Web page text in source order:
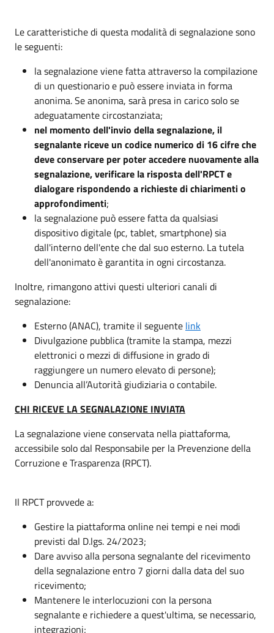
Le caratteristiche di questa modalità di segnalazione sono
le seguenti:
la segnalazione viene fatta attraverso la compilazione
di un questionario e può essere inviata in forma
anonima. Se anonima, sarà presa in carico solo se
adeguatamente circostanziata;
nel momento dell'invio della segnalazione, il
segnalante riceve un codice numerico di 16 cifre che
deve conservare per poter accedere nuovamente alla
segnalazione, verificare la risposta dell'RPCT e
dialogare rispondendo a richieste di chiarimenti o
approfondimenti;
la segnalazione può essere fatta da qualsiasi
dispositivo digitale (pc, tablet, smartphone) sia
dall'interno dell'ente che dal suo esterno. La tutela
dell'anonimato è garantita in ogni circostanza.
Inoltre, rimangono attivi questi ulteriori canali di
segnalazione:
Esterno (ANAC), tramite il seguente link
Divulgazione pubblica (tramite la stampa, mezzi
elettronici o mezzi di diffusione in grado di
raggiungere un numero elevato di persone);
Denuncia all’Autorità giudiziaria o contabile.
CHI RICEVE LA SEGNALAZIONE INVIATA
La segnalazione viene conservata nella piattaforma,
accessibile solo dal Responsabile per la Prevenzione della
Corruzione e Trasparenza (RPCT).
Il RPCT provvede a:
Gestire la piattaforma online nei tempi e nei modi
previsti dal D.lgs. 24/2023;
Dare avviso alla persona segnalante del ricevimento
della segnalazione entro 7 giorni dalla data del suo
ricevimento;
Mantenere le interlocuzioni con la persona
segnalante e richiedere a quest'ultima, se necessario,
integrazioni;